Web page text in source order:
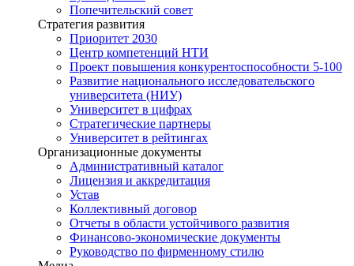
Попечительский совет
Стратегия развития
Приоритет 2030
Центр компетенций НТИ
Проект повышения конкурентоспособности 5-100
Развитие национального исследовательского
университета (НИУ)
Университет в цифрах
Стратегические партнеры
Университет в рейтингах
Организационные документы
Административный каталог
Лицензия и аккредитация
Устав
Коллективный договор
Отчеты в области устойчивого развития
Финансово-экономические документы
Руководство по фирменному стилю